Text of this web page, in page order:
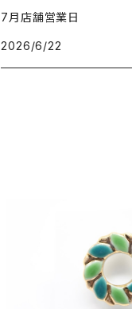
7月店舗営業日
2026/6/22
有田焼 ブローチ